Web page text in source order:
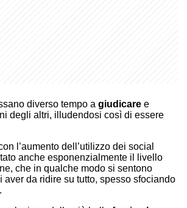
diverso tempo a giudicare e
degli altri, illudendosi così di essere
l’aumento dell’utilizzo dei social
anche esponenzialmente il livello
che in qualche modo si sentono
aver da ridire su tutto, spesso sfociando